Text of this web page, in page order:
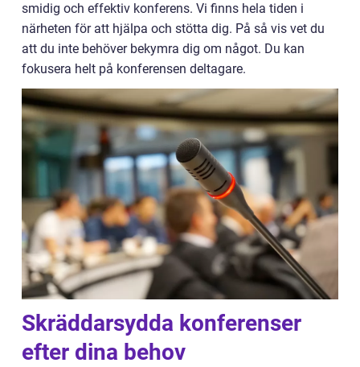
smidig och effektiv konferens. Vi finns hela tiden i
närheten för att hjälpa och stötta dig. På så vis vet du
att du inte behöver bekymra dig om något. Du kan
fokusera helt på konferensen deltagare.
Skräddarsydda konferenser
efter dina behov